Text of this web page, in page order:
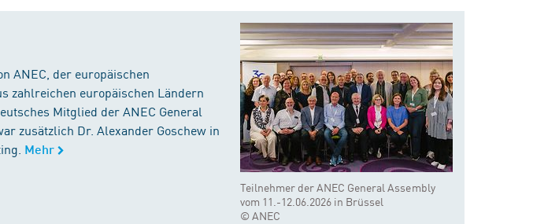
Teilnehmer der ANEC General Assembly
vom 11.-12.06.2026 in Brüssel
© ANEC
ANEC, der europäischen
zahlreichen europäischen Ländern
Mitglied der ANEC General
zusätzlich Dr. Alexander Goschew in
Mehr